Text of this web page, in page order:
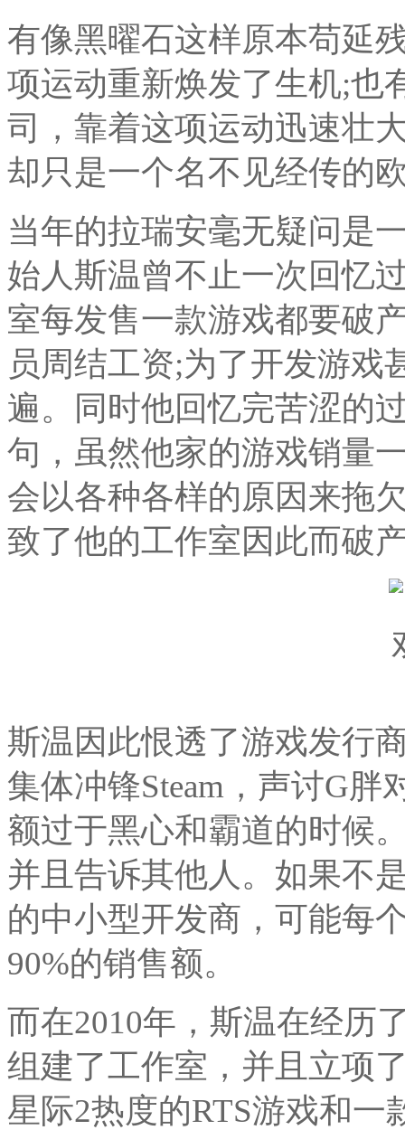
有像黑曜石这样原本苟延
项运动重新焕发了生机;也
司，靠着这项运动迅速壮
却只是一个名不见经传的
当年的拉瑞安毫无疑问是
始人斯温曾不止一次回忆
室每发售一款游戏都要破
员周结工资;为了开发游戏
遍。同时他回忆完苦涩的
句，虽然他家的游戏销量
会以各种各样的原因来拖
致了他的工作室因此而破
斯温因此恨透了游戏发行
集体冲锋Steam，声讨G胖
额过于黑心和霸道的时候
并且告诉其他人。如果不
的中小型开发商，可能每
90%的销售额。
而在2010年，斯温在经历
组建了工作室，并且立项
星际2热度的RTS游戏和一